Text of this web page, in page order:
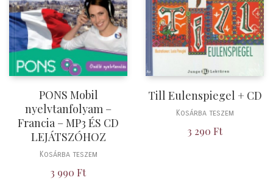
PONS Mobil
nyelvtanfolyam –
Francia – MP3 ÉS CD
LEJÁTSZÓHOZ
Kosárba teszem
3 990 Ft
Till Eulenspiegel + CD
Kosárba teszem
3 290 Ft